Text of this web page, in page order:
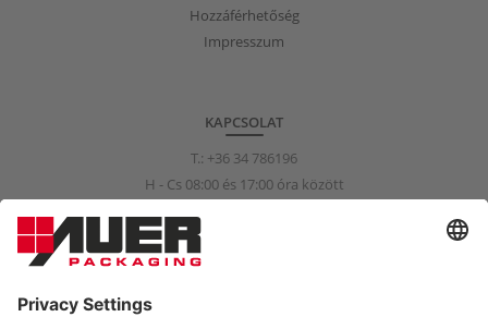
Hozzáférhetőség
Impresszum
KAPCSOLAT
T.: +36 34 786196
H - Cs 08:00 és 17:00 óra között
info@auer-packaging.hu